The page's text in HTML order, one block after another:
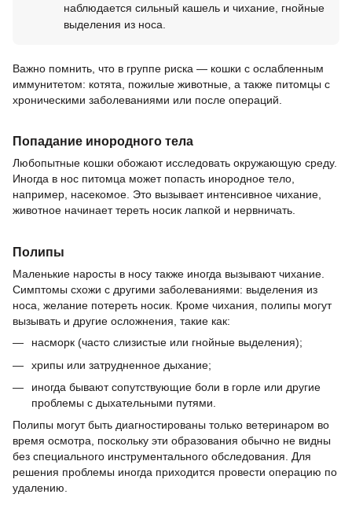
наблюдается сильный кашель и чихание, гнойные
выделения из носа.
Важно помнить, что в группе риска — кошки с ослабленным
иммунитетом: котята, пожилые животные, а также питомцы с
хроническими заболеваниями или после операций.
Попадание инородного тела
Любопытные кошки обожают исследовать окружающую среду.
Иногда в нос питомца может попасть инородное тело,
например, насекомое. Это вызывает интенсивное чихание,
животное начинает тереть носик лапкой и нервничать.
Полипы
Маленькие наросты в носу также иногда вызывают чихание.
Симптомы схожи с другими заболеваниями: выделения из
носа, желание потереть носик. Кроме чихания, полипы могут
вызывать и другие осложнения, такие как:
насморк (часто слизистые или гнойные выделения);
хрипы или затрудненное дыхание;
иногда бывают сопутствующие боли в горле или другие
проблемы с дыхательными путями.
Полипы могут быть диагностированы только ветеринаром во
время осмотра, поскольку эти образования обычно не видны
без специального инструментального обследования. Для
решения проблемы иногда приходится провести операцию по
удалению.